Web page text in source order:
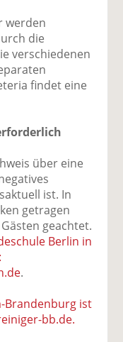
k
te
il
e
n
e
n
d
e
n
werden
die
verschiedenen
findet eine
über eine
ist. In
getragen
geachtet.
Berlin in
.
Brandenburg ist
bb.de.